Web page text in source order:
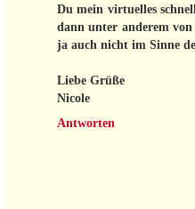
Du mein virtuelles
dann unter anderem
ja auch nicht im Sinne
Liebe Grüße
Nicole
Antworten